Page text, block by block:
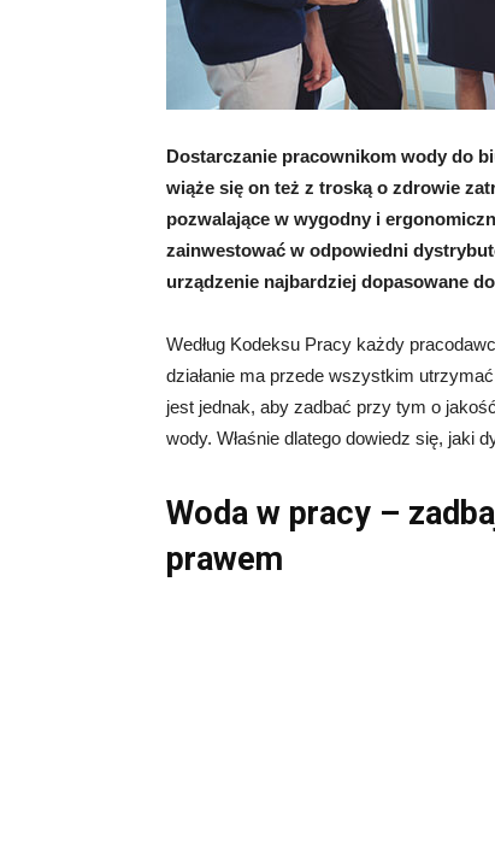
Dostarczanie pracownikom wody do
wiąże się on też z troską o zdrowie
pozwalające w wygodny i
zainwestować w odpowiedni
urządzenie najbardziej dopasowane
Według Kodeksu Pracy każdy
działanie ma przede wszystkim
jest jednak, aby zadbać przy tym o
wody. Właśnie dlatego dowiedz się, jaki
Woda w pracy –
prawem